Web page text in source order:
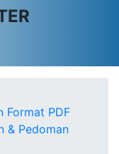
Format PDF
& Pedoman